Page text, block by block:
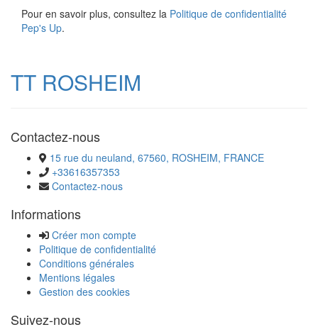
Pour en savoir plus, consultez la Politique de confidentialité
Pep's Up.
TT ROSHEIM
Contactez-nous
15 rue du neuland, 67560, ROSHEIM, FRANCE
+33616357353
Contactez-nous
Informations
Créer mon compte
Politique de confidentialité
Conditions générales
Mentions légales
Gestion des cookies
Suivez-nous